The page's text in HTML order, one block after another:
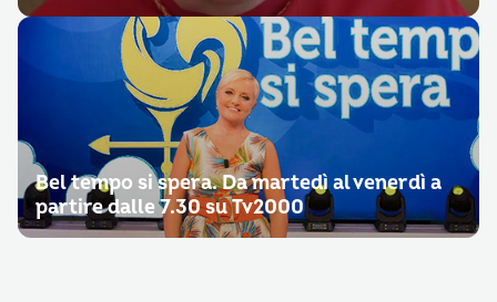
Bel tempo si spera. Da martedì al venerdì a
partire dalle 7.30 su Tv2000